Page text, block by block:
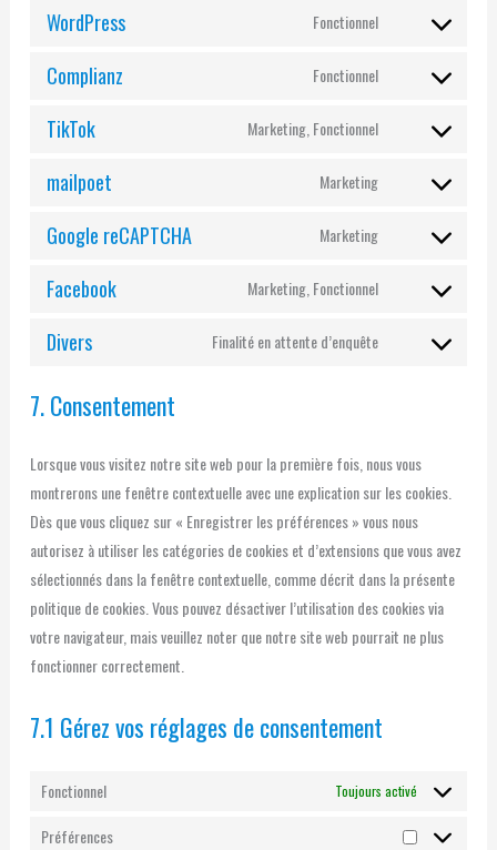
WordPress Fonctionnel
Complianz Fonctionnel
TikTok Marketing, Fonctionnel
mailpoet Marketing
Google reCAPTCHA Marketing
Facebook Marketing, Fonctionnel
Divers Finalité en attente d’enquête
7. Consentement
Lorsque vous visitez notre site web pour la première fois, nous vous
montrerons une fenêtre contextuelle avec une explication sur les cookies.
Dès que vous cliquez sur « Enregistrer les préférences » vous nous
autorisez à utiliser les catégories de cookies et d’extensions que vous avez
sélectionnés dans la fenêtre contextuelle, comme décrit dans la présente
politique de cookies. Vous pouvez désactiver l’utilisation des cookies via
votre navigateur, mais veuillez noter que notre site web pourrait ne plus
fonctionner correctement.
7.1 Gérez vos réglages de consentement
Fonctionnel Toujours activé
Préférences